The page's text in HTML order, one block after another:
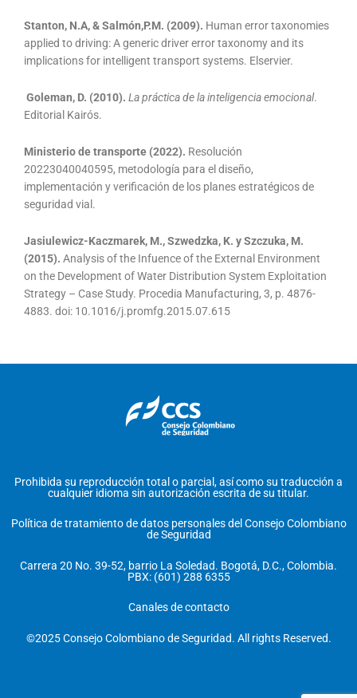
Stanton, N.A, & Salmón,P.M. (2009). Human error taxonomies
applied to driving: A generic driver error taxonomy and its
implications for intelligent transport systems. Elservier.
Goleman, D. (2010). La práctica de la inteligencia emocional.
Editorial Kairós.
Ministerio de transporte (2022). Resolución
20223040040595, metodología para el diseño,
implementación y verificación de los planes estratégicos de
seguridad vial.
Jasiulewicz-Kaczmarek, M., Szwedzka, K. y Szczuka, M.
(2015). Analysis of the Infuence of the External Environment
on the Development of Water Distribution System Exploitation
Strategy – Case Study. Procedia Manufacturing, 3, p. 4876-
4883. doi: 10.1016/j.promfg.2015.07.615
Prohibida su reproducción total o parcial, así como su traducción a
cualquier idioma sin autorización escrita de su titular.
Política de tratamiento de datos personales del Consejo Colombiano
de Seguridad
Carrera 20 No. 39-52, barrio La Soledad. Bogotá, D.C., Colombia.
PBX: (601) 288 6355
Canales de contacto
©2025 Consejo Colombiano de Seguridad. All rights Reserved.